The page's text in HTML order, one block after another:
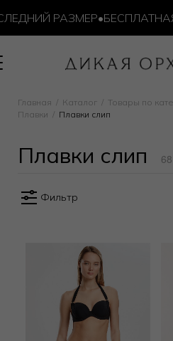
РАЗМЕР•БЕСПЛАТНАЯ
Главная Каталог Товары по
Плавки
Плавки слип
Плавки слип
Фильтр
слип